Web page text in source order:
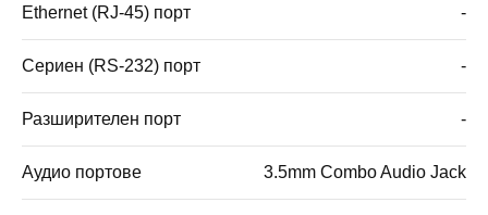
Ethernet (RJ-45) порт -
Сериен (RS-232) порт -
Разширителен порт -
Аудио портове 3.5mm Combo Audio Jack